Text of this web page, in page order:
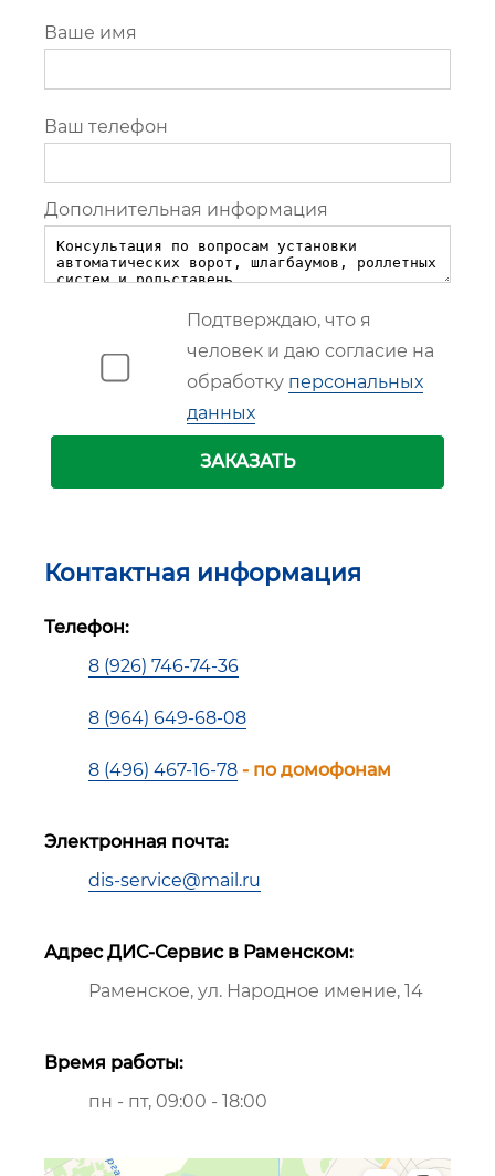
Ваше имя
Ваш телефон
Дополнительная информация
Подтверждаю, что я
человек и даю согласие на
обработку персональных
данных
ЗАКАЗАТЬ
Контактная информация
Телефон:
8 (926) 746-74-36
8 (964) 649-68-08
8 (496) 467-16-78 - по домофонам
Электронная почта:
dis-service@mail.ru
Адрес ДИС-Сервис в Раменском:
Раменское, ул. Народное имение, 14
Время работы:
пн - пт, 09:00 - 18:00